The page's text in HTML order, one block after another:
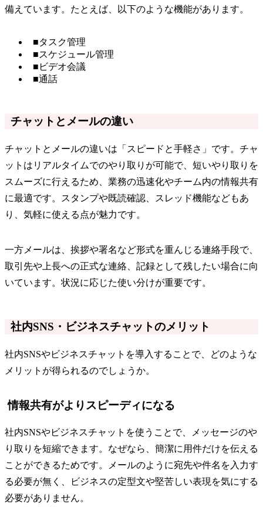
備えています。たとえば、以下のような機能があります。
■タスク管理
■スケジュール管理
■ビデオ会議
■通話
チャットとメールの違い
チャットとメールの違いは「スピードと手軽さ」です。チャ
ットはリアルタイムでのやり取りが可能で、短いやり取りを
スムーズに行えるため、業務の迅速化やチーム内の情報共有
に最適です。スタンプや既読確認、スレッド機能などもあ
り、気軽に使える点が魅力です。
一方メールは、挨拶や署名など形式を重んじる連絡手段で、
取引先や上長への正式な連絡、記録として残したい場合に向
いています。状況に応じた使い分けが重要です。
社内SNS・ビジネスチャットのメリット
社内SNSやビジネスチャットを導入することで、どのような
メリットが得られるのでしょうか。
情報共有がよりスピーディになる
社内SNSやビジネスチャットを使うことで、メッセージのや
り取りを短縮できます。なぜなら、簡潔に用件だけを伝える
ことができるためです。メールのように宛先や件名を入力す
る必要が無く、ビジネスの定型文や堅苦しい表現を気にする
必要がありません。